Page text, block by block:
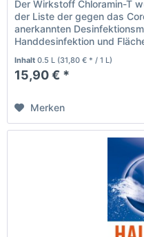
Der Wirkstoff Chloramin-T
der Liste der gegen das
anerkannten
Handdesinfektion und
Inhalt0.5 L (31,80 € * / 1 L)
15,90 € *
Merken